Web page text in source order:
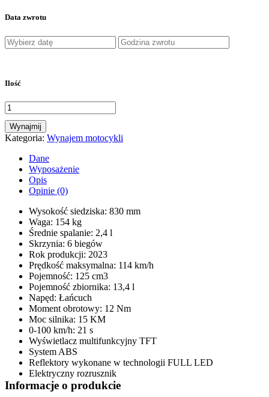
Data zwrotu
Ilość
Wynajmij
Kategoria: Wynajem motocykli
Dane
Wyposażenie
Opis
Opinie (0)
Wysokość siedziska: 830 mm
Waga: 154 kg
Średnie spalanie: 2,4 l
Skrzynia: 6 biegów
Rok produkcji: 2023
Prędkość maksymalna: 114 km/h
Pojemność: 125 cm3
Pojemność zbiornika: 13,4 l
Napęd: Łańcuch
Moment obrotowy: 12 Nm
Moc silnika: 15 KM
0-100 km/h: 21 s
Wyświetlacz multifunkcyjny TFT
System ABS
Reflektory wykonane w technologii FULL LED
Elektryczny rozrusznik
Informacje o produkcie